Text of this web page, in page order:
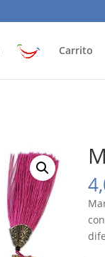
Carrito